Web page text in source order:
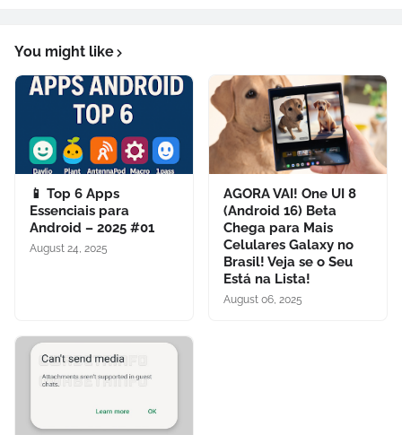
You might like
📱 Top 6 Apps
Essenciais para
Android – 2025 #01
August 24, 2025
AGORA VAI! One UI 8
(Android 16) Beta
Chega para Mais
Celulares Galaxy no
Brasil! Veja se o Seu
Está na Lista!
August 06, 2025